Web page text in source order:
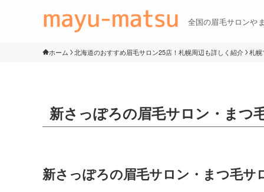
全国の眉毛サロンや
ホーム 北海道のおすすめ眉毛サロン25店！札幌周辺も詳しく紹介 札幌
新さっぽろの眉毛サロン・まつ
新さっぽろの眉毛サロン・まつ毛サ